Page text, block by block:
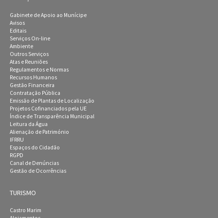
Gabinete de Apoio ao Munícipe
Avisos
Editais
Serviços On-line
Ambiente
Outros Serviços
Atas e Reuniões
Regulamentos e Normas
Recursos Humanos
Gestão Financeira
Contratação Pública
Emissão de Plantas de Localização
Projetos Cofinanciados pela UE
Índice de Transparência Municipal
Leitura da Água
Alienação de Património
IFRRU
Espaços do Cidadão
RGPD
Canal de Denúncias
Gestão de Ocorrências
TURISMO
Castro Marim